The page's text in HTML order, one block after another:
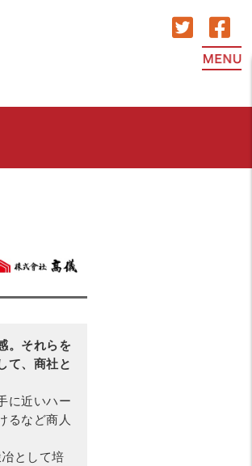
。それらを
て、商社と
に近いハー
るなど商人
として培